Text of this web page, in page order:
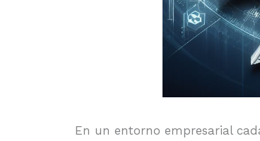
En un entorno empresarial